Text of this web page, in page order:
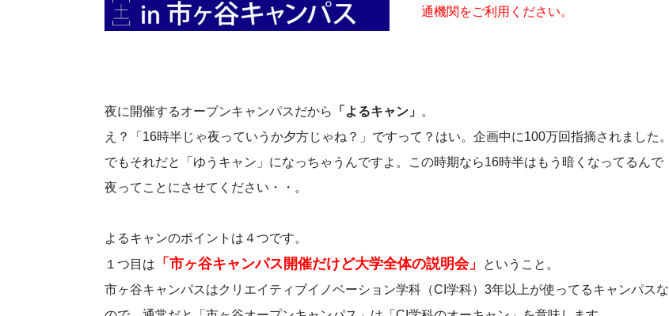
通機関をご利用ください。
夜に開催するオープンキャンパスだから 「よるキャン」 。
え？「16時半じゃ夜っていうか夕方じゃね？」ですって？はい。企画中に100万回指摘されました。
でもそれだと「ゆうキャン」になっちゃうんですよ。この時期なら16時半はもう暗くなってるんで
夜ってことにさせてください・・。
よるキャンのポイントは４つです。
１つ目は
「市ヶ谷キャンパス開催だけど大学全体の説明会」
ということ。
市ヶ谷キャンパスはクリエイティブイノベーション学科（CI学科）3年以上が使ってるキャンパスな